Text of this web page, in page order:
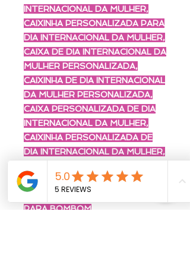
INTERNACIONAL DA MULHER,
CAIXINHA PERSONALIZADA PARA
DIA INTERNACIONAL DA MULHER,
CAIXA DE DIA INTERNACIONAL DA
MULHER PERSONALIZADA,
CAIXINHA DE DIA INTERNACIONAL
DA MULHER PERSONALIZADA,
CAIXA PERSONALIZADA DE DIA
INTERNACIONAL DA MULHER,
CAIXINHA PERSONALIZADA DE
DIA INTERNACIONAL DA MULHER,
MULHER, CAIXINHA PARA
BOMBOM DIA DA MULHER, CAIXA
PARA BOMBOM